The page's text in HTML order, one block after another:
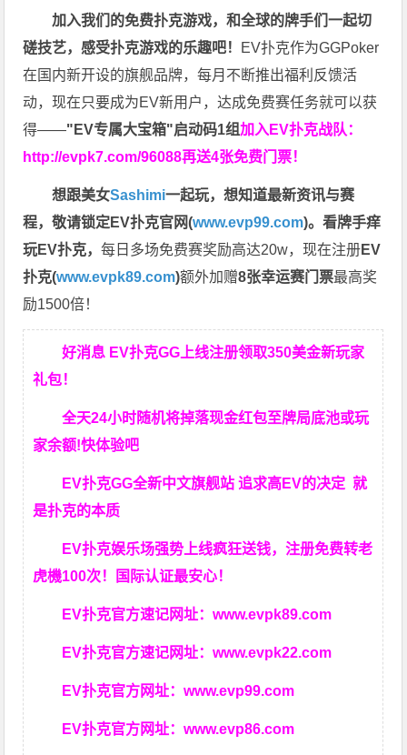
加入我们的免费扑克游戏，和全球的牌手们一起切
磋技艺，感受扑克游戏的乐趣吧！ EV扑克作为GGPoker
在国内新开设的旗舰品牌，每月不断推出福利反馈活
动，现在只要成为EV新用户，达成免费赛任务就可以获
得——"EV专属大宝箱"启动码1组加入EV扑克战队：
http://evpk7.com/96088再送4张免费门票！
想跟美女Sashimi一起玩，想知道最新资讯与赛
程，敬请锁定EV扑克官网(www.evp99.com)。看牌手痒
玩EV扑克，每日多场免费赛奖励高达20w，现在注册EV
扑克(www.evpk89.com)额外加赠8张幸运赛门票最高奖
励1500倍！
好消息 EV扑克GG上线注册领取350美金新玩家
礼包！
全天24小时随机将掉落现金红包至牌局底池或玩
家余额!快体验吧
EV扑克GG全新中文旗舰站 追求高EV的决定就
是扑克的本质
EV扑克娱乐场强势上线疯狂送钱，注册免费转老
虎機100次！国际认证最安心！
EV扑克官方速记网址：www.evpk89.com
EV扑克官方速记网址：www.evpk22.com
EV扑克官方网址：www.evp99.com
EV扑克官方网址：www.evp86.com